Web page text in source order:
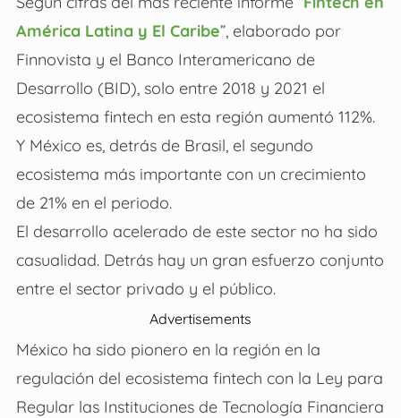
América Latina y El Caribe”, elaborado por
Finnovista y el Banco Interamericano de
Desarrollo (BID), solo entre 2018 y 2021 el
ecosistema fintech en esta región aumentó 112%.
Y México es, detrás de Brasil, el segundo
ecosistema más importante con un crecimiento
de 21% en el periodo.
El desarrollo acelerado de este sector no ha sido
casualidad. Detrás hay un gran esfuerzo conjunto
entre el sector privado y el público.
Advertisements
México ha sido pionero en la región en la
regulación del ecosistema fintech con la Ley para
Regular las Instituciones de Tecnología Financiera